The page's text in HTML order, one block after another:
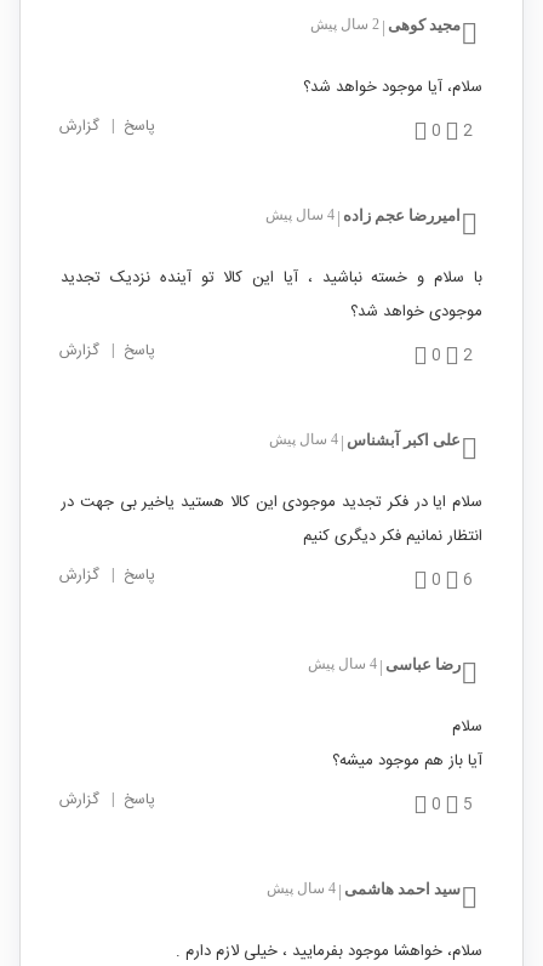
مجید کوهی 2 سال پیش
سلام، آیا موجود خواهد شد؟
2
0 پاسخ | گزارش
امیررضا عجم زاده 4 سال پیش
با سلام و خسته نباشید ، آیا این کالا تو آینده نزدیک تجدید
موجودی خواهد شد؟
2
0 پاسخ | گزارش
علی اکبر آبشناس 4 سال پیش
سلام ایا در فکر تجدید موجودی این کالا هستید یاخیر بی جهت در
انتظار نمانیم فکر دیگری کنیم
6
0 پاسخ | گزارش
رضا عباسی 4 سال پیش
سلام
آیا باز هم موجود میشه؟
5
0 پاسخ | گزارش
سید احمد هاشمی 4 سال پیش
سلام، خواهشا موجود بفرمایید ، خیلی لازم دارم .